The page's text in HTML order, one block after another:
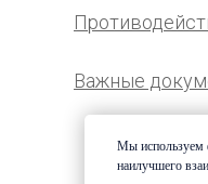
Мы используем
наилучшего
Важные